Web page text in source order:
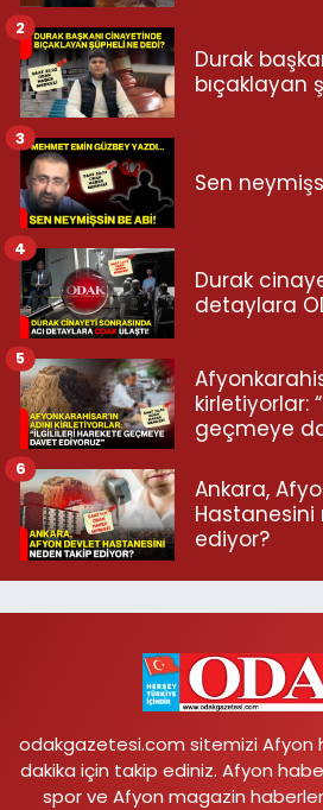
Durak
bıçaklayan
2
Sen
3
Durak
detaylara
4
kirletiyorlar:
geçmeye
5
Ankara,
ediyor?
6
odakgazetesi.com sitemizi Afyon
dakika için takip ediniz. Afyon
spor ve Afyon magazin